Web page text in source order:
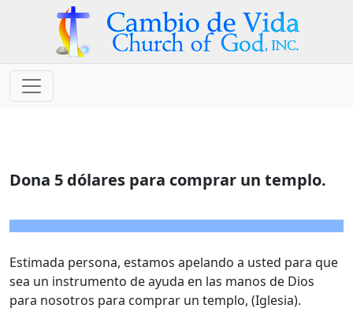
Dona 5 dólares para comprar un templo.
Estimada persona, estamos apelando a usted para que
sea un instrumento de ayuda en las manos de Dios
para nosotros para comprar un templo, (Iglesia).